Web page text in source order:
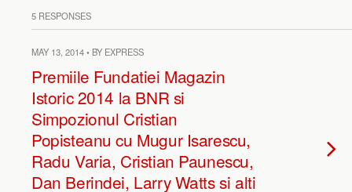
5 RESPONSES
MAY 13, 2014 • BY EXPRESS
Premiile Fundatiei Magazin
Istoric 2014 la BNR si
Simpozionul Cristian
Popisteanu cu Mugur Isarescu,
Radu Varia, Cristian Paunescu,
Dan Berindei, Larry Watts si alti